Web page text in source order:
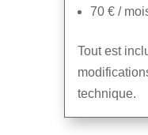
70 € /
Tout est
technique.